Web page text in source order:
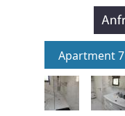
Apartment 7